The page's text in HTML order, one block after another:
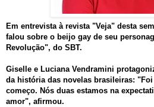
Em entrevista à revista "Veja" desta
falou sobre o beijo gay de seu
Revolução", do SBT.
Giselle e Luciana Vendramini
da história das novelas brasileiras:
começo. Nós duas estamos na
amor", afirmou.